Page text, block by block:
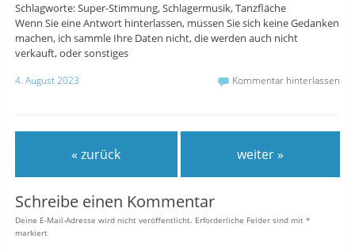
Schlagworte: Super-Stimmung, Schlagermusik, Tanzfläche
Wenn Sie eine Antwort hinterlassen, müssen Sie sich keine Gedanken
machen, ich sammle Ihre Daten nicht, die werden auch nicht
verkauft, oder sonstiges
4. August 2023 Kommentar hinterlassen
« zurück weiter »
Schreibe einen Kommentar
Deine E-Mail-Adresse wird nicht veröffentlicht. Erforderliche Felder sind mit *
markiert